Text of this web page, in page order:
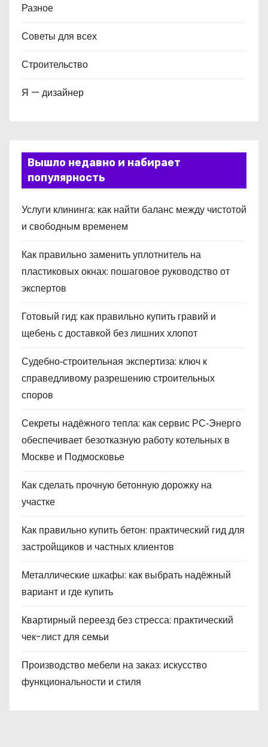
Разное
Советы для всех
Строительство
Я — дизайнер
Вышло недавно и набирает
популярность
Услуги клининга: как найти баланс между чистотой
и свободным временем
Как правильно заменить уплотнитель на
пластиковых окнах: пошаговое руководство от
экспертов
Готовый гид: как правильно купить гравий и
щебень с доставкой без лишних хлопот
Судебно‑строительная экспертиза: ключ к
справедливому разрешению строительных
споров
Секреты надёжного тепла: как сервис РС‑Энерго
обеспечивает безотказную работу котельных в
Москве и Подмосковье
Как сделать прочную бетонную дорожку на
участке
Как правильно купить бетон: практический гид для
застройщиков и частных клиентов
Металлические шкафы: как выбрать надёжный
вариант и где купить
Квартирный переезд без стресса: практический
чек-лист для семьи
Производство мебели на заказ: искусство
функциональности и стиля